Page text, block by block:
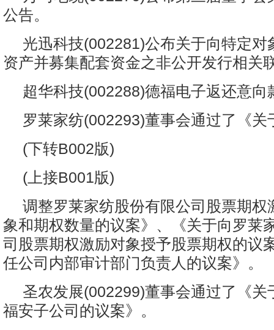
公告。
光迅科技(002281)公布关于向特定对
资产并募集配套资金之非公开发行相关
超华科技(002288)德福电子返还意向
罗莱家纺(002293)董事会通过了《关
(下转B002版)
(上接B001版)
调整罗莱家纺股份有限公司股票期权
象和期权数量的议案》、《关于向罗莱
司股票期权激励对象授予股票期权的议
任公司内部审计部门负责人的议案》。
圣农发展(002299)董事会通过了《关
福安子公司的议案》。